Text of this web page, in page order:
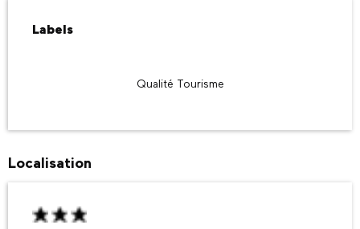
Labels
Labels
Qualité Tourisme
Localisation